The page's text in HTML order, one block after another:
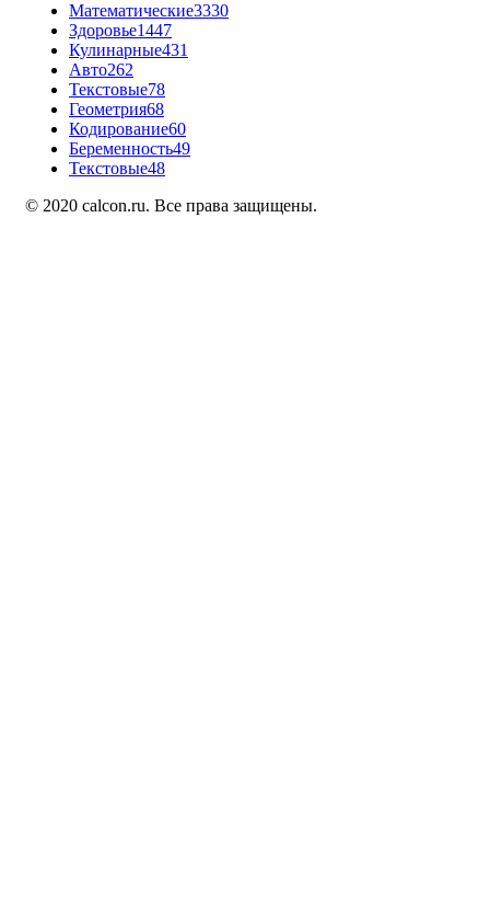
Математические3330
Здоровье1447
Кулинарные431
Авто262
Текстовые78
Геометрия68
Кодирование60
Беременность49
Текстовые48
© 2020 calcon.ru. Все права защищены.